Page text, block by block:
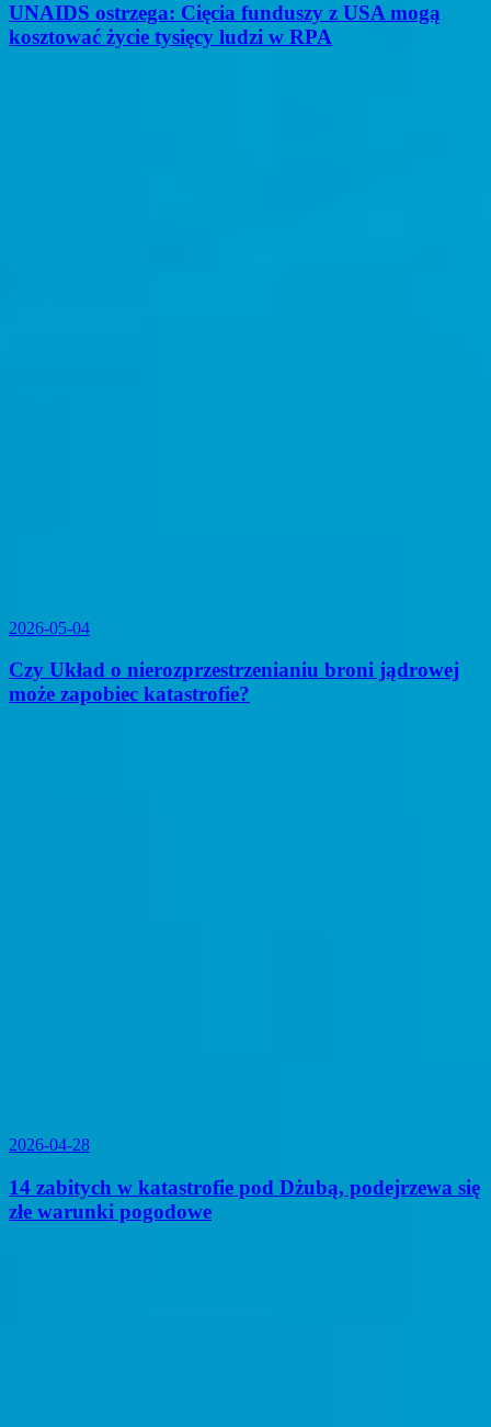
UNAIDS ostrzega: Cięcia funduszy z USA mogą
kosztować życie tysięcy ludzi w RPA
2026-05-04
Czy Układ o nierozprzestrzenianiu broni jądrowej
może zapobiec katastrofie?
2026-04-28
14 zabitych w katastrofie pod Dżubą, podejrzewa się
złe warunki pogodowe